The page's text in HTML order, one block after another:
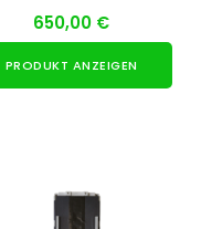
650,00 €
PRODUKT ANZEIGEN